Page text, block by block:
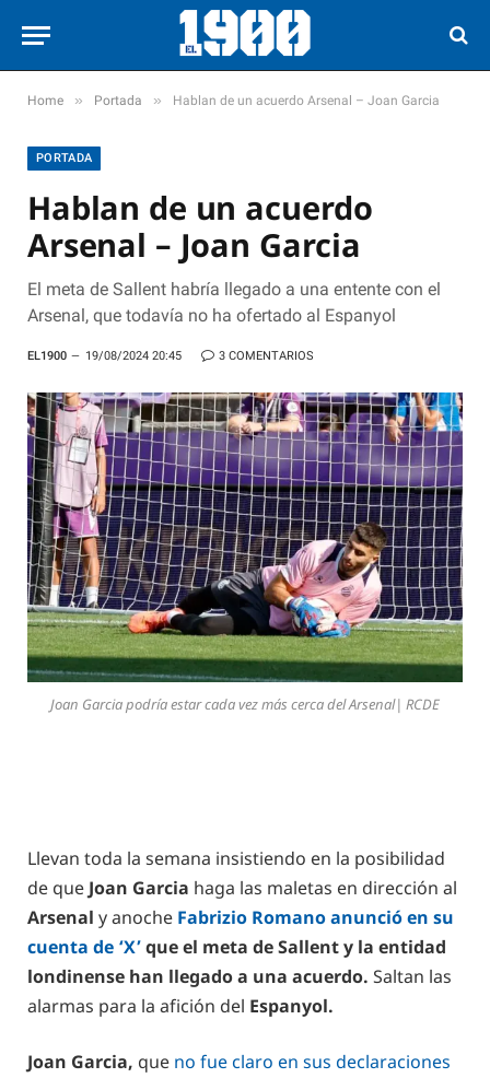
Home » Portada » Hablan de un acuerdo Arsenal – Joan Garcia
PORTADA
Hablan de un acuerdo
Arsenal – Joan Garcia
El meta de Sallent habría llegado a una entente con el
Arsenal, que todavía no ha ofertado al Espanyol
EL1900 19/08/2024 20:45 3 COMENTARIOS
Joan Garcia podría estar cada vez más cerca del Arsenal| RCDE
Llevan toda la semana insistiendo en la posibilidad
de que Joan Garcia haga las maletas en dirección al
Arsenal y anoche Fabrizio Romano anunció en su
cuenta de ‘X’que el meta de Sallent y la entidad
londinense han llegado a una acuerdo. Saltan las
alarmas para la afición del Espanyol.
Joan Garcia, que no fue claro en sus declaraciones